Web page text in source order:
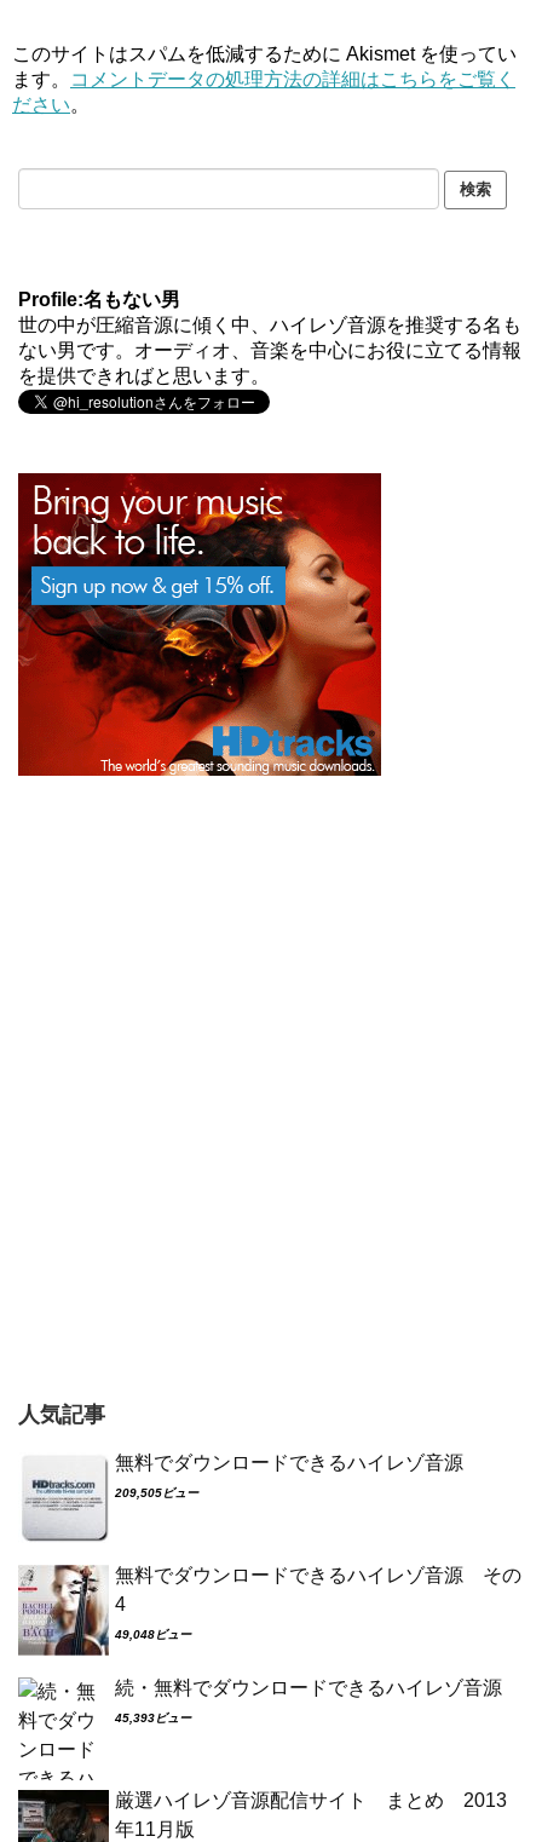
このサイトはスパムを低減するために Akismet を使ってい
ます。
コメントデータの処理方法の詳細はこちらをご覧く
ださい。
Profile:名もない男
世の中が圧縮音源に傾く中、ハイレゾ音源を推奨する名も
ない男です。オーディオ、音楽を中心にお役に立てる情報
を提供できればと思います。
人気記事
無料でダウンロードできるハイレゾ音源
209,505ビュー
無料でダウンロードできるハイレゾ音源 その
4
49,048ビュー
続・無料でダウンロードできるハイレゾ音源
45,393ビュー
厳選ハイレゾ音源配信サイト まとめ 2013
年11月版